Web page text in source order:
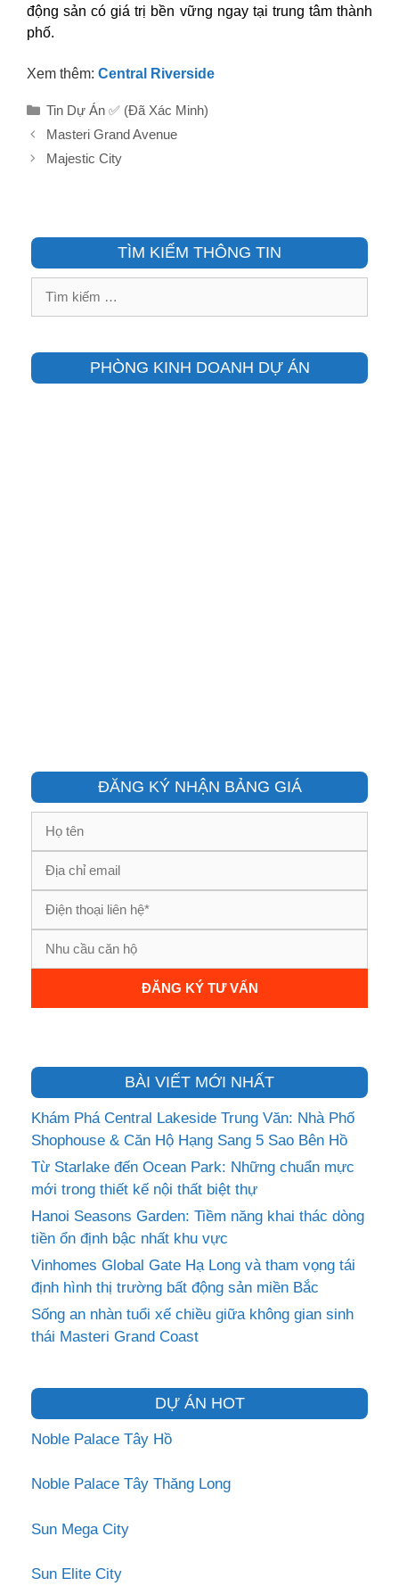
động sản có giá trị bền vững ngay tại trung tâm thành
phố.
Xem thêm: Central Riverside
Danh
mục
Tin Dự Án ✅ (Đã Xác Minh)
Masteri Grand Avenue
Majestic City
TÌM KIẾM THÔNG TIN
Tìm
PHÒNG KINH DOANH DỰ ÁN
ĐĂNG KÝ NHẬN BẢNG GIÁ
BÀI VIẾT MỚI NHẤT
Khám Phá Central Lakeside Trung Văn: Nhà Phố
Shophouse & Căn Hộ Hạng Sang 5 Sao Bên Hồ
Từ Starlake đến Ocean Park: Những chuẩn mực
mới trong thiết kế nội thất biệt thự
Hanoi Seasons Garden: Tiềm năng khai thác dòng
tiền ổn định bậc nhất khu vực
Vinhomes Global Gate Hạ Long và tham vọng tái
định hình thị trường bất động sản miền Bắc
Sống an nhàn tuổi xế chiều giữa không gian sinh
thái Masteri Grand Coast
DỰ ÁN HOT
Noble Palace Tây Hồ
Noble Palace Tây Thăng Long
Sun Mega City
Sun Elite City